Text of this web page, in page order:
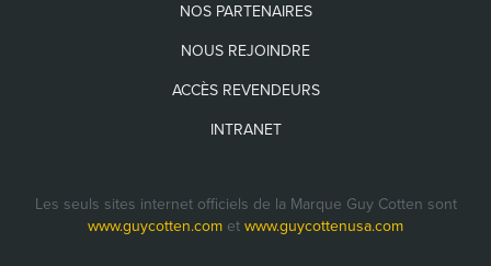
NOS PARTENAIRES
NOUS REJOINDRE
ACCÈS REVENDEURS
INTRANET
Les seuls sites internet officiels de la Marque Guy Cotten sont
www.guycotten.com et www.guycottenusa.com